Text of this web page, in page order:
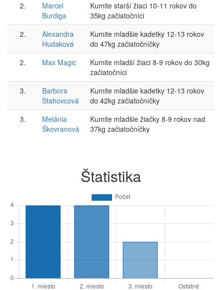
2.
Marcel
Burdiga
Kumite starší žiaci 10-11 rokov do
35kg začiatočníci
2.
Alexandra
Hudaková
Kumite mladšie kadetky 12-13 rokov
do 47kg začiatočníčky
2.
Max Magic
Kumite mladší žiaci 8-9 rokov do 30kg
začiatočníci
3.
Barbora
Stahovcová
Kumite mladšie kadetky 12-13 rokov
do 42kg začiatočníčky
3.
Melánia
Škovranová
Kumite mladšie žiačky 8-9 rokov nad
37kg začiatočníčky
Štatistika